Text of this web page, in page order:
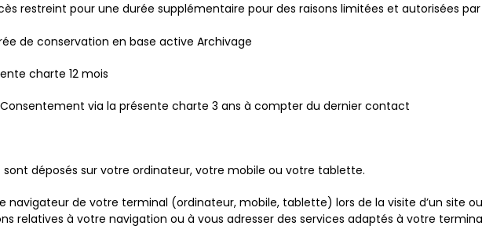
restreint pour une durée supplémentaire pour des raisons limitées et autorisées
de conservation en base active Archivage
charte 12 mois
via la présente charte 3 ans à compter du dernier contact
déposés sur votre ordinateur, votre mobile ou votre tablette.
de votre terminal (ordinateur, mobile, tablette) lors de la visite d’un site
relatives à votre navigation ou à vous adresser des services adaptés à votre